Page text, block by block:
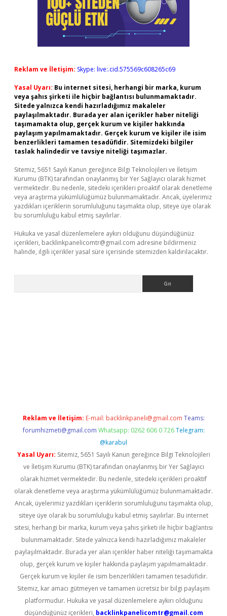
Reklam ve İletişim: Skype: live:.cid.575569c608265c69
Yasal Uyarı: Bu internet sitesi, herhangi bir marka, kurum
veya şahıs şirketi ile hiçbir bağlantısı bulunmamaktadır.
Sitede yalnızca kendi hazırladığımız makaleler
paylaşılmaktadır. Burada yer alan içerikler haber niteliği
taşımamakta olup, gerçek kurum ve kişiler hakkında
paylaşım yapılmamaktadır. Gerçek kurum ve kişiler ile isim
benzerlikleri tamamen tesadüfidir. Sitemizdeki bilgiler
taslak halindedir ve tavsiye niteliği taşımazlar.
Sitemiz, 5651 Sayılı Kanun gereğince Bilgi Teknolojileri ve İletişim
Kurumu (BTK) tarafından onaylanmış bir Yer Sağlayıcı olarak hizmet
vermektedir. Bu nedenle, sitedeki içerikleri proaktif olarak denetleme
veya araştırma yükümlülüğümüz bulunmamaktadır. Ancak, üyelerimiz
yazdıkları içeriklerin sorumluluğunu taşımakta olup, siteye üye olarak
bu sorumluluğu kabul etmiş sayılırlar.
Hukuka ve yasal düzenlemelere aykırı olduğunu düşündüğünüz
içerikleri, backlinkpanelicomtr@gmail.com adresine bildirmeniz
halinde, ilgili içerikler yasal süre içerisinde sitemizden kaldırılacaktır.
Reklam ve İletişim: E-mail: backlinkpaneli@gmail.com Teams:
forumhizmeti@gmail.com Whatsapp: 0262 606 0 726 Telegram:
@karabul
Yasal Uyarı: Sitemiz, 5651 Sayılı Kanun gereğince Bilgi Teknolojileri
ve İletişim Kurumu (BTK) tarafından onaylanmış bir Yer Sağlayıcı
olarak hizmet vermektedir. Bu nedenle, sitedeki içerikleri proaktif
olarak denetleme veya araştırma yükümlülüğümüz bulunmamaktadır.
Ancak, üyelerimiz yazdıkları içeriklerin sorumluluğunu taşımakta olup,
siteye üye olarak bu sorumluluğu kabul etmiş sayılırlar. Bu internet
sitesi, herhangi bir marka, kurum veya şahıs şirketi ile hiçbir bağlantısı
bulunmamaktadır. Sitede yalnızca kendi hazırladığımız makaleler
paylaşılmaktadır. Burada yer alan içerikler haber niteliği taşımamakta
olup, gerçek kurum ve kişiler hakkında paylaşım yapılmamaktadır.
Gerçek kurum ve kişiler ile isim benzerlikleri tamamen tesadüfidir.
Sitemiz, kar amacı gütmeyen ve tamamen ücretsiz bir bilgi paylaşım
platformudur. Hukuka ve yasal düzenlemelere aykırı olduğunu
düşündüğünüz içerikleri, backlinkpanelicomtr@gmail.com